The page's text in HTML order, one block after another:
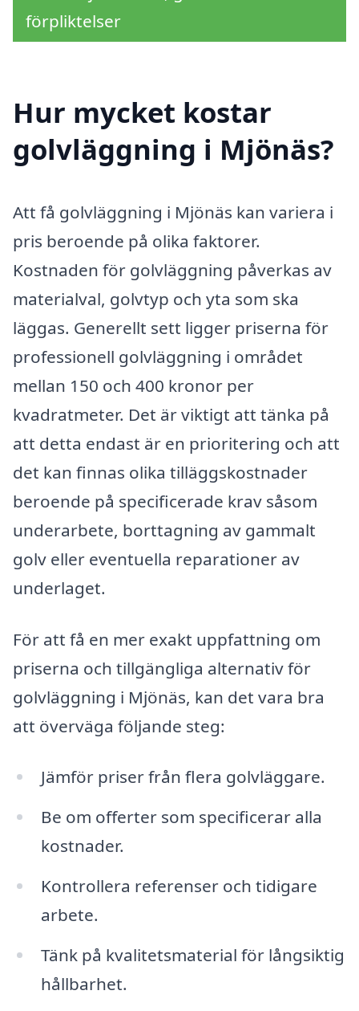
förpliktelser
Hur mycket kostar
golvläggning i Mjönäs?
Att få golvläggning i Mjönäs kan variera i
pris beroende på olika faktorer.
Kostnaden för golvläggning påverkas av
materialval, golvtyp och yta som ska
läggas. Generellt sett ligger priserna för
professionell golvläggning i området
mellan 150 och 400 kronor per
kvadratmeter. Det är viktigt att tänka på
att detta endast är en prioritering och att
det kan finnas olika tilläggskostnader
beroende på specificerade krav såsom
underarbete, borttagning av gammalt
golv eller eventuella reparationer av
underlaget.
För att få en mer exakt uppfattning om
priserna och tillgängliga alternativ för
golvläggning i Mjönäs, kan det vara bra
att överväga följande steg:
Jämför priser från flera golvläggare.
Be om offerter som specificerar alla
kostnader.
Kontrollera referenser och tidigare
arbete.
Tänk på kvalitetsmaterial för långsiktig
hållbarhet.